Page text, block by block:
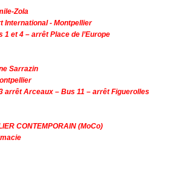
Zola
International - Montpellier
et 4 – arrêt Place de l’Europe
Sarrazin
arrêt Arceaux – Bus 11 – arrêt Figuerolles
CONTEMPORAIN (MoCo)